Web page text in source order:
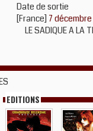
Date de sortie
[France] 7 décembre
LE SADIQUE A LA
EDITIONS